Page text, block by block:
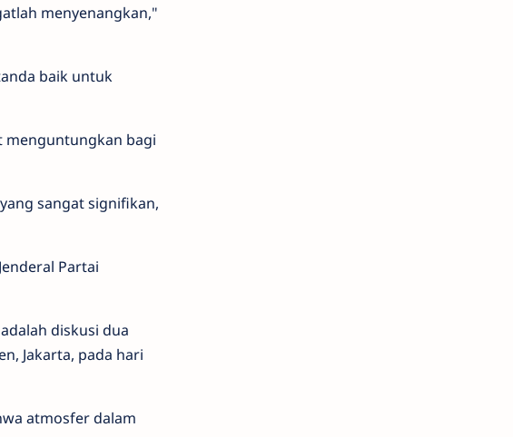
menyenangkan,"
baik untuk
menguntungkan bagi
sangat signifikan,
Partai
diskusi dua
Jakarta, pada hari
atmosfer dalam